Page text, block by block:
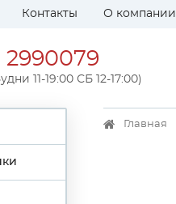
Контакты О компании
2990079
11-19:00 СБ 12-17:00)
Главная